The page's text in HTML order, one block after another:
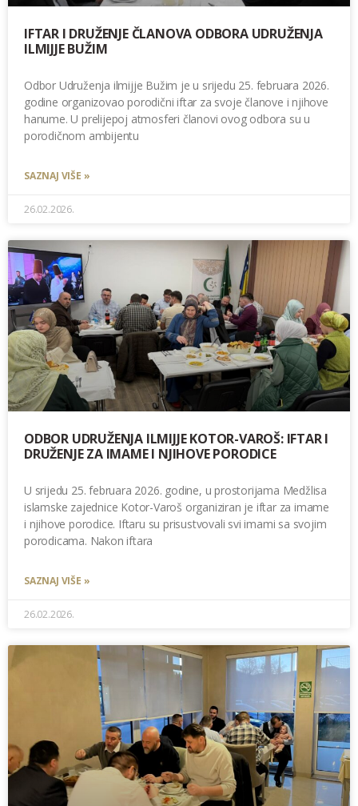
IFTAR I DRUŽENJE ČLANOVA ODBORA UDRUŽENJA
ILMIJJE BUŽIM
Odbor Udruženja ilmijje Bužim je u srijedu 25. februara 2026.
godine organizovao porodični iftar za svoje članove i njihove
hanume. U prelijepoj atmosferi članovi ovog odbora su u
porodičnom ambijentu
SAZNAJ VIŠE »
26.02.2026.
ODBOR UDRUŽENJA ILMIJJE KOTOR-VAROŠ: IFTAR I
DRUŽENJE ZA IMAME I NJIHOVE PORODICE
U srijedu 25. februara 2026. godine, u prostorijama Medžlisa
islamske zajednice Kotor-Varoš organiziran je iftar za imame
i njihove porodice. Iftaru su prisustvovali svi imami sa svojim
porodicama. Nakon iftara
SAZNAJ VIŠE »
26.02.2026.